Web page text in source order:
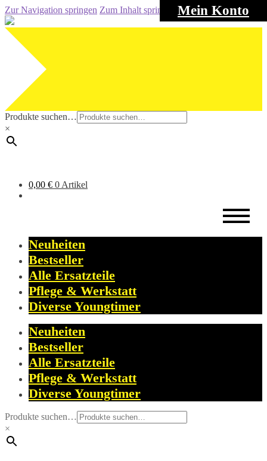
Mein Konto
Zur Navigation springen Zum Inhalt springen
Produkte suchen…
×
0,00 € 0 Artikel
Neuheiten
Bestseller
Alle Ersatzteile
Pflege & Werkstatt
Diverse Youngtimer
Neuheiten
Bestseller
Alle Ersatzteile
Pflege & Werkstatt
Diverse Youngtimer
Produkte suchen…
×